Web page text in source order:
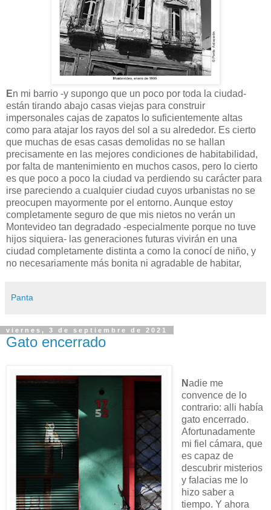
En mi barrio -y supongo que un poco por toda la ciudad-
están tirando abajo casas viejas para construir
impersonales cajas de zapatos lo suficientemente altas
como para atajar los rayos del sol a su alrededor. Es cierto
que muchas de esas casas demolidas no se hallan
precisamente en las mejores condiciones de habitabilidad,
por falta de mantenimiento en muchos casos, pero lo cierto
es que poco a poco la ciudad va perdiendo su carácter para
irse pareciendo a cualquier ciudad cuyos urbanistas no se
preocupen mayormente por el entorno. Aunque estoy
completamente seguro de que mis nietos no verán un
Montevideo tan degradado -especialmente porque no tuve
hijos siquiera- las generaciones futuras vivirán en una
ciudad completamente distinta a como la conocí de niño, y
no necesariamente más bonita ni agradable de habitar,
Panta
viernes, 3 de septiembre de 2021
Gato encerrado
Nadie me
convence de lo
contrario: alli había
gato encerrado.
Afortunadamente
mi fiel cámara, que
es capaz de
descubrir misterios
y falacias me lo
hizo saber a
tiempo. Y ahora